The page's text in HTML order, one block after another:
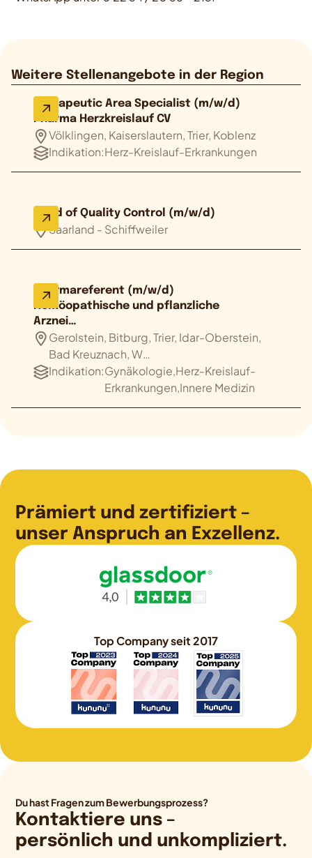
Weitere Stellenangebote in der Region
Therapeutic Area Specialist (m/w/d)
Pharma Herzkreislauf CV
Völklingen, Kaiserslautern, Trier, Koblenz
Indikation:Herz-Kreislauf-Erkrankungen
Head of Quality Control (m/w/d)
Saarland - Schiffweiler
Pharmareferent (m/w/d)
Homöopathische und pflanzliche
Arznei…
Gerolstein, Bitburg, Trier, Idar-Oberstein,
Bad Kreuznach, W…
Indikation:Gynäkologie,Herz-Kreislauf-
Erkrankungen,Innere Medizin
Prämiert und zertifiziert –
unser Anspruch an Exzellenz.
Top Company seit 2017
Du hast Fragen zum Bewerbungsprozess?
Kontaktiere uns –
persönlich und unkompliziert.